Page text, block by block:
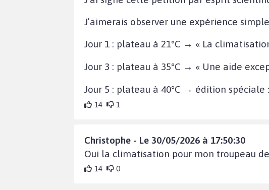
J’aimerais observer une expérience
Jour 1 : plateau à 21°C → « La
Jour 3 : plateau à 35°C → « Une aide
Jour 5 : plateau à 40°C → édition
14 1
Christophe - Le 30/05/2026 à 17:50:30
Oui la climatisation pour mon troupeau
14 0